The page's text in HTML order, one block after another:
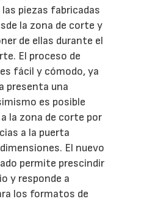
piezas fabricadas
la zona de corte y
de ellas durante el
El proceso de
fácil y cómodo, ya
presenta una
es posible
la zona de corte por
a la puerta
El nuevo
permite prescindir
y responde a
los formatos de